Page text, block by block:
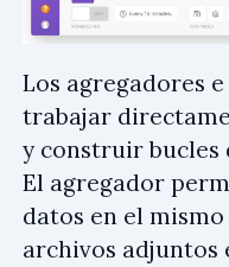
Los agregadores
trabajar
y construir bucles
El agregador
datos en el mismo
archivos adjuntos